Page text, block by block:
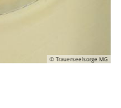
© Trauerseelsorge MG